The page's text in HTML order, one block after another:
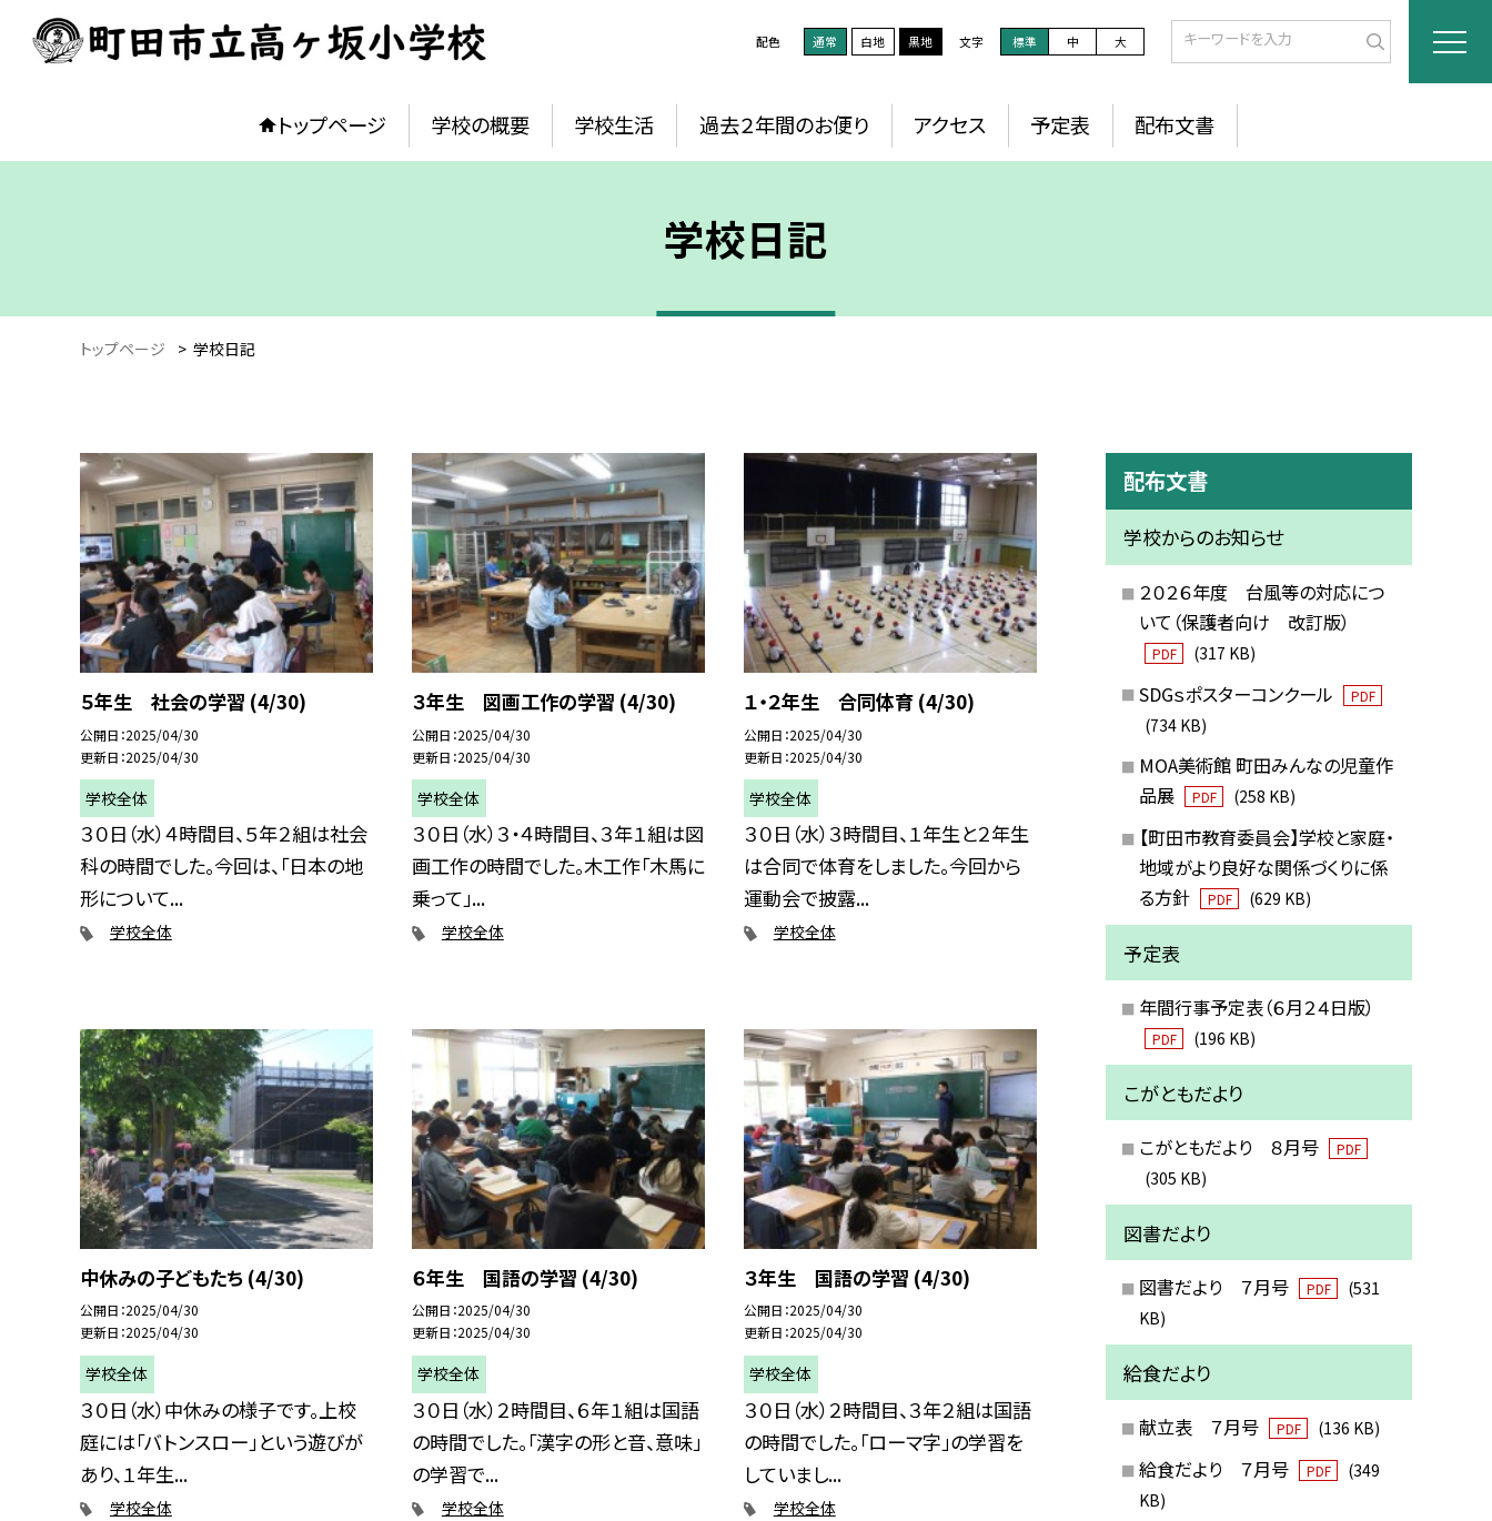
配色 通常 白地 黒地 文字 標準 中 大
トップページ 学校の概要 学校生活 過去２年間のお便り アクセス 予定表 配布文書
学校日記
トップページ > 学校日記
５年生 社会の学習 (4/30)
公開日 2025/04/30
更新日 2025/04/30
学校全体
３０日（水）４時間目、５年２組は社会
科の時間でした。今回は、「日本の地
形について...
学校全体
３年生 図画工作の学習 (4/30)
公開日 2025/04/30
更新日 2025/04/30
学校全体
３０日（水）３・４時間目、３年１組は図
画工作の時間でした。木工作「木馬に
乗って」...
学校全体
１・２年生 合同体育 (4/30)
公開日 2025/04/30
更新日 2025/04/30
学校全体
３０日（水）３時間目、１年生と２年生
は合同で体育をしました。今回から
運動会で披露...
学校全体
中休みの子どもたち (4/30)
公開日 2025/04/30
更新日 2025/04/30
学校全体
３０日（水）中休みの様子です。上校
庭には「バトンスロー」という遊びが
あり、１年生...
学校全体
６年生 国語の学習 (4/30)
公開日 2025/04/30
更新日 2025/04/30
学校全体
３０日（水）２時間目、６年１組は国語
の時間でした。「漢字の形と音、意味」
の学習で...
学校全体
３年生 国語の学習 (4/30)
公開日 2025/04/30
更新日 2025/04/30
学校全体
３０日（水）２時間目、３年２組は国語
の時間でした。「ローマ字」の学習を
していまし...
学校全体
配布文書
学校からのお知らせ
２０２６年度 台風等の対応につ
いて（保護者向け 改訂版）
PDF (317 KB)
SDGｓポスターコンクール PDF
(734 KB)
MOA美術館 町田みんなの児童作
品展
PDF (258 KB)
【町田市教育委員会】学校と家庭・
地域がより良好な関係づくりに係
る方針
PDF (629 KB)
予定表
年間行事予定表（６月２４日版）
PDF (196 KB)
こがともだより
こがともだより ８月号 PDF
(305 KB)
図書だより
図書だより ７月号 PDF
(531
KB)
給食だより
献立表 ７月号 PDF (136 KB)
給食だより ７月号 PDF
(349
KB)